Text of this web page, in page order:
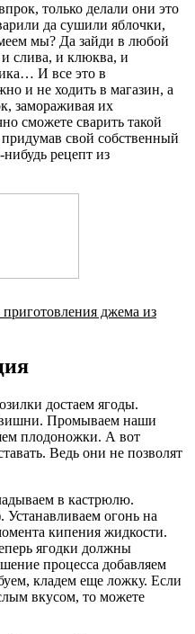
только делали они это
да сушили яблочки,
мы? Да зайди в любой
слива, и клюква, и
И все это в
и не ходить в магазин, а
замораживая их
сможете сварить такой
придумав свой собственный
рецепт из
джема из
достаем ягоды.
Промываем наши
плодоножки. А вот
Ведь они не позволят
в кастрюлю.
огонь на
кипения жидкости.
ягодки должны
процесса добавляем
кладем еще ложку. Если
вкусом, то можете